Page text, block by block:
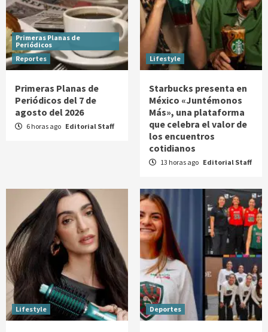
Primeras Planas de
Periódicos
Reportes
Primeras Planas de
Periódicos del 7 de
agosto del 2026
6 horas ago Editorial Staff
Lifestyle
Starbucks presenta en
México «Juntémonos
Más», una plataforma
que celebra el valor de
los encuentros
cotidianos
13 horas ago Editorial Staff
Lifestyle Deportes